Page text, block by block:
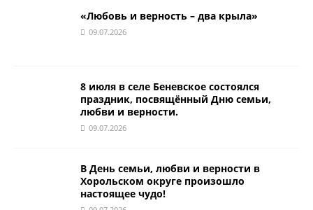
«Любовь и верность – два крыла»
09.07.2026
8 июля в селе Беневское состоялся
праздник, посвящённый Дню семьи,
любви и верности.
09.07.2026
В День семьи, любви и верности в
Хорольском округе произошло
настоящее чудо!